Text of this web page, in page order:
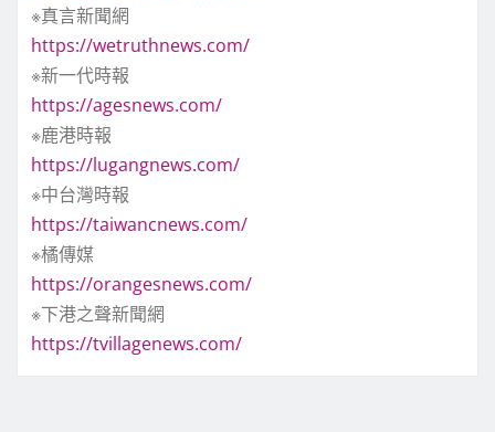
※真言新聞網
https://wetruthnews.com/
※新一代時報
https://agesnews.com/
※鹿港時報
https://lugangnews.com/
※中台灣時報
https://taiwancnews.com/
※橘傳媒
https://orangesnews.com/
※下港之聲新聞網
https://tvillagenews.com/